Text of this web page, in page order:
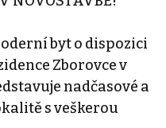
byt o dispozici
Zborovce v
nadčasové a
s veškerou